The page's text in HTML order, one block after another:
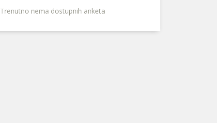
Trenutno nema dostupnih anketa